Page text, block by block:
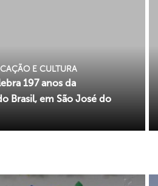
E CULTURA
197 anos da
Brasil, em São José do